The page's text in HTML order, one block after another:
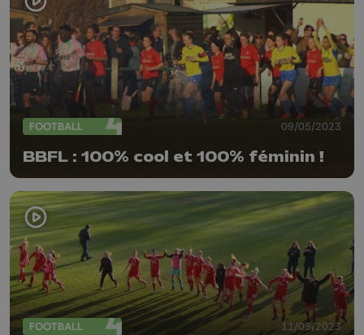
FOOTBALL 09/05/2023
BBFL : 100% cool et 100% féminin !
FOOTBALL 11/03/2023